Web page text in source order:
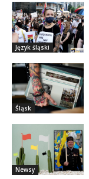
Język śląski
Śląsk
Newsy